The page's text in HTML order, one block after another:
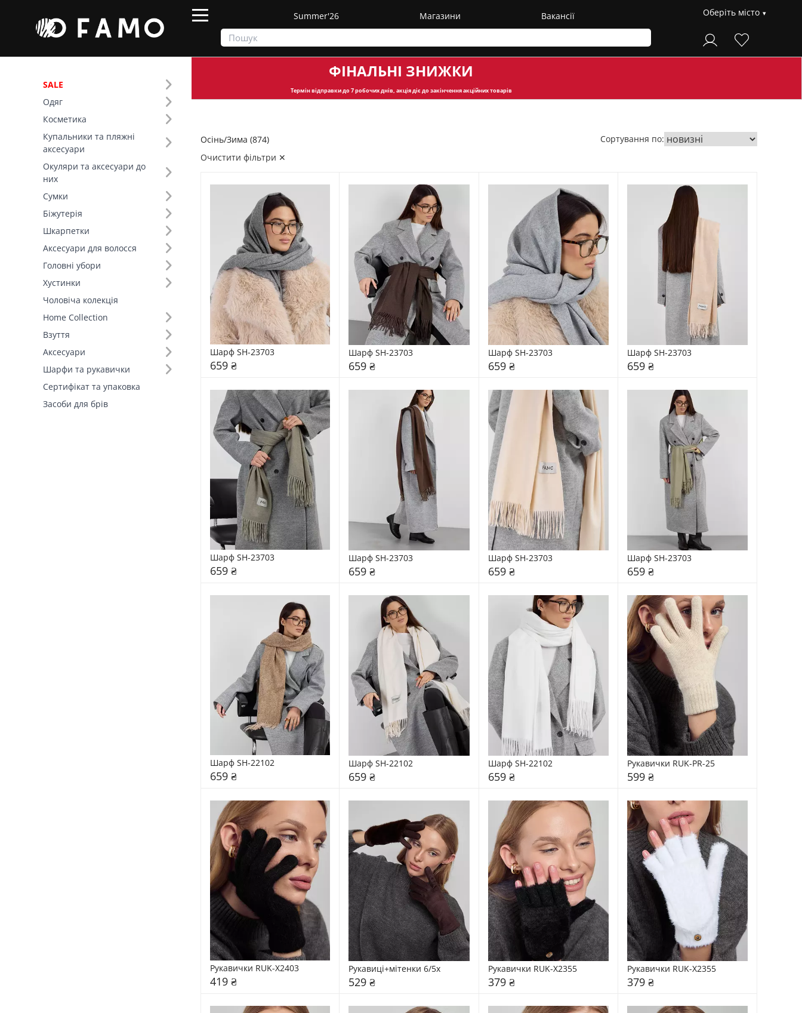
Summer'26 Магазини Вакансії Оберіть місто
SALE
Одяг
Косметика
Купальники та пляжні
аксесуари
Окуляри та аксесуари до
них
Сумки
Біжутерія
Шкарпетки
Аксесуари для волосся
Головні убори
Хустинки
Чоловіча колекція
Home Collection
Взуття
Аксесуари
Шарфи та рукавички
Сертифікат та упаковка
Засоби для брів
ФІНАЛЬНІ ЗНИЖКИ
Термін відправкидо 7 робочих днів, акція діє до закінчення акційних товарів
Фільтр
Ціна
SALE
Сезон (6)
Основний колір (16)
Розмір (27)
Колір (157)
Склад (94)
Країна виробник (4)
Осінь/Зима (874)
Очистити фільтри ✕
Сортування по:
Шарф SH-23703
659 ₴
Шарф SH-23703
659 ₴
Шарф SH-23703
659 ₴
Шарф SH-23703
659 ₴
Шарф SH-23703
659 ₴
Шарф SH-23703
659 ₴
Шарф SH-23703
659 ₴
Шарф SH-23703
659 ₴
Шарф SH-22102
659 ₴
Шарф SH-22102
659 ₴
Шарф SH-22102
659 ₴
Рукавички RUK-PR-25
599 ₴
Рукавички RUK-X2403
419 ₴
Рукавиці+мітенки 6/5x
529 ₴
Рукавички RUK-X2355
379 ₴
Рукавички RUK-X2355
379 ₴